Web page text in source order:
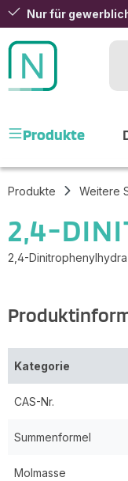
Hauptinhalt springen
Zur Suche springen
Zur
Nur für
Produkte
Produkte Weitere
2,4-
2,4-
Kategorie
CAS-Nr.
Summenformel
Molmasse